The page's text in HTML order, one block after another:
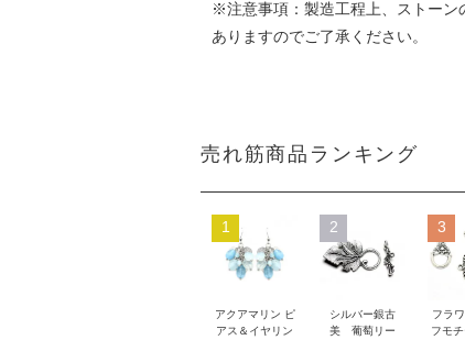
※注意事項：製造工程上、ストーン
ありますのでご了承ください。
売れ筋商品ランキング
1
アクアマリン ピ
アス＆イヤリン
2
シルバー銀古
美 葡萄リー
3
フラ
フモ